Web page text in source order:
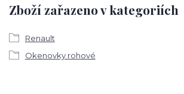
Zboží zařazeno v kategoriích
Renault
Okenovky rohové